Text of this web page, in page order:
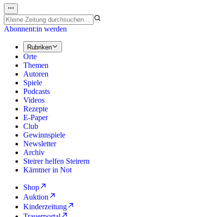
Abonnent:in werden
Rubriken
Orte
Themen
Autoren
Spiele
Podcasts
Videos
Rezepte
E-Paper
Club
Gewinnspiele
Newsletter
Archiv
Steirer helfen Steirern
Kärntner in Not
Shop
Auktion
Kinderzeitung